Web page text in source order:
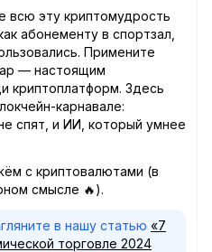
всю эту криптомудрость
абонементу в спортзал,
Примените
— настоящим
криптоплатформ. Здесь
карнавале:
спят, и ИИ, который умнее
с криптовалютами (в
смысле 🔥).
в нашу статью «7
торговле 2024